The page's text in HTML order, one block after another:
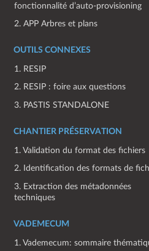
fonctionnalité d’auto-provisioning
2. APP Arbres et plans
OUTILS CONNEXES
1. RESIP
2. RESIP : foire aux questions
3. PASTIS STANDALONE
CHANTIER PRÉSERVATION
1. Validation du format des fichiers
2. Identification des formats de
3. Extraction des métadonnées
techniques
VADEMECUM
1. Vademecum: sommaire